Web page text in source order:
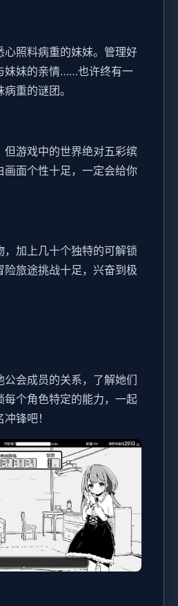
心照料病重的妹妹。管理好
妹妹的亲情……也许终有一
重的谜团。
但游戏中的世界绝对五彩缤
画面个性十足，一定会给你
加上几十个独特的可解锁
旅途挑战十足，兴奋到极
会成员的关系，了解她们
每个角色特定的能力，一起
锋吧！